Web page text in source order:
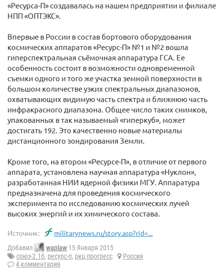
«Ресурса-П» создавалась на нашем предприятии и филиале
НПП «ОПТЭКС».
Впервые в России в состав бортового оборудования
космических аппаратов «Ресурс-П» №1 и №2 вошла
гиперспектральная съёмочная аппаратура ГСА. Ее
особенность состоит в возможности одновременной
съемки одного и того же участка земной поверхности в
большом количестве узких спектральных диапазонов,
охватывающих видимую часть спектра и ближнюю часть
инфракрасного диапазона. Общее число таких снимков,
упакованных в так называемый «гиперкуб», может
достигать 192. Это качественно новые материалы
дистанционного зондирования Земли.
Кроме того, на втором «Ресурсе-П», в отличие от первого
аппарата, установлена научная аппаратура «Нуклон»,
разработанная НИИ ядерной физики МГУ. Аппаратура
предназначена для проведения космического
эксперимента по исследованию космических лучей
высоких энергий и их химического состава.
Источник: militarynews.ru/story.asp?rid=...
Добавил waplaw 15 Января 2015
союз-2.1б, ресурс-п, ркц прогресс
Россия
4 комментария